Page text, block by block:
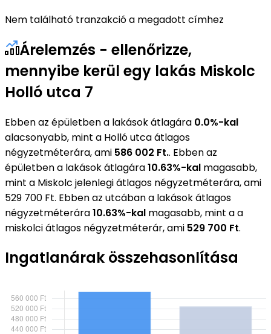
Nem található tranzakció a megadott címhez
Árelemzés - ellenőrizze,
mennyibe kerül egy lakás Miskolc
Holló utca 7
Ebben az épületben a lakások átlagára 0.0%-kal
alacsonyabb, mint a Holló utca átlagos
négyzetméterára, ami 586 002 Ft.. Ebben az
épületben a lakások átlagára10.63%-kal magasabb,
mint a Miskolc jelenlegi átlagos négyzetméterára, ami
529 700 Ft. Ebben az utcában a lakások átlagos
négyzetméterára10.63%-kal magasabb, mint a a
miskolci átlagos négyzetméterár, ami 529 700 Ft.
Ingatlanárak összehasonlítása